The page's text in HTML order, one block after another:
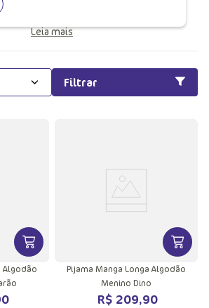
e liberdade de movimento!
Leia mais
Filtrar
VER MAIS INFORMAÇÕES DO
Algodão
VER
Pijama Manga Longa Algodão
Menino Dino
R$ 209,90